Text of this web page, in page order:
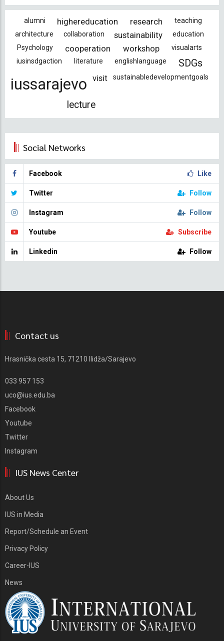
alumni highereducation research
teaching
architecture
collaboration sustainability
education
Psychology
cooperation workshop
visualarts
iusinsdgaction
literature englishlanguage SDGs
iussarajevo visit sustainabledevelopmentgoals
lecture
Social Networks
Facebook Like
Twitter Follow
Instagram Follow
Youtube Subscribe
Linkedin Follow
Contact us
Hrasnička cesta 15, 71210 Ilidža/Sarajevo
033 957 153
uco@ius.edu.ba
Facebook
Youtube
Twitter
Instagram
IUS News Center
About Us
IUS in Media
Report/Schedule an Event
Privacy Policy
Career-IUS
News